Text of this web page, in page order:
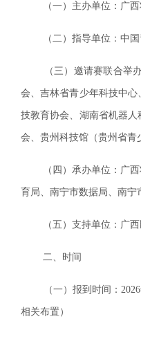
（一）主办单位：广西壮
（二）指导单位：中国
（三）邀请赛联合举办
会、吉林省青少年科技中
技教育协会、湖南省机器
会、贵州科技馆（贵州省
（四）承办单位：广西壮
育局、南宁市数据局、南
（五）支持单位：广西民
二、时间
（一）报到时间：2026
相关布置）